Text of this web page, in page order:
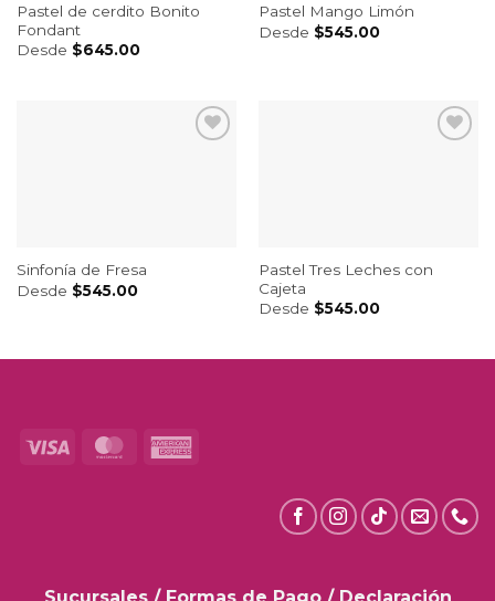
Pastel de cerdito Bonito
Fondant
Desde $645.00
Pastel Mango Limón
Desde $545.00
Sinfonía de Fresa
Desde $545.00
Pastel Tres Leches con
Cajeta
Desde $545.00
Visa MasterCard
Sucursales / Formas de Pago/ Declaración